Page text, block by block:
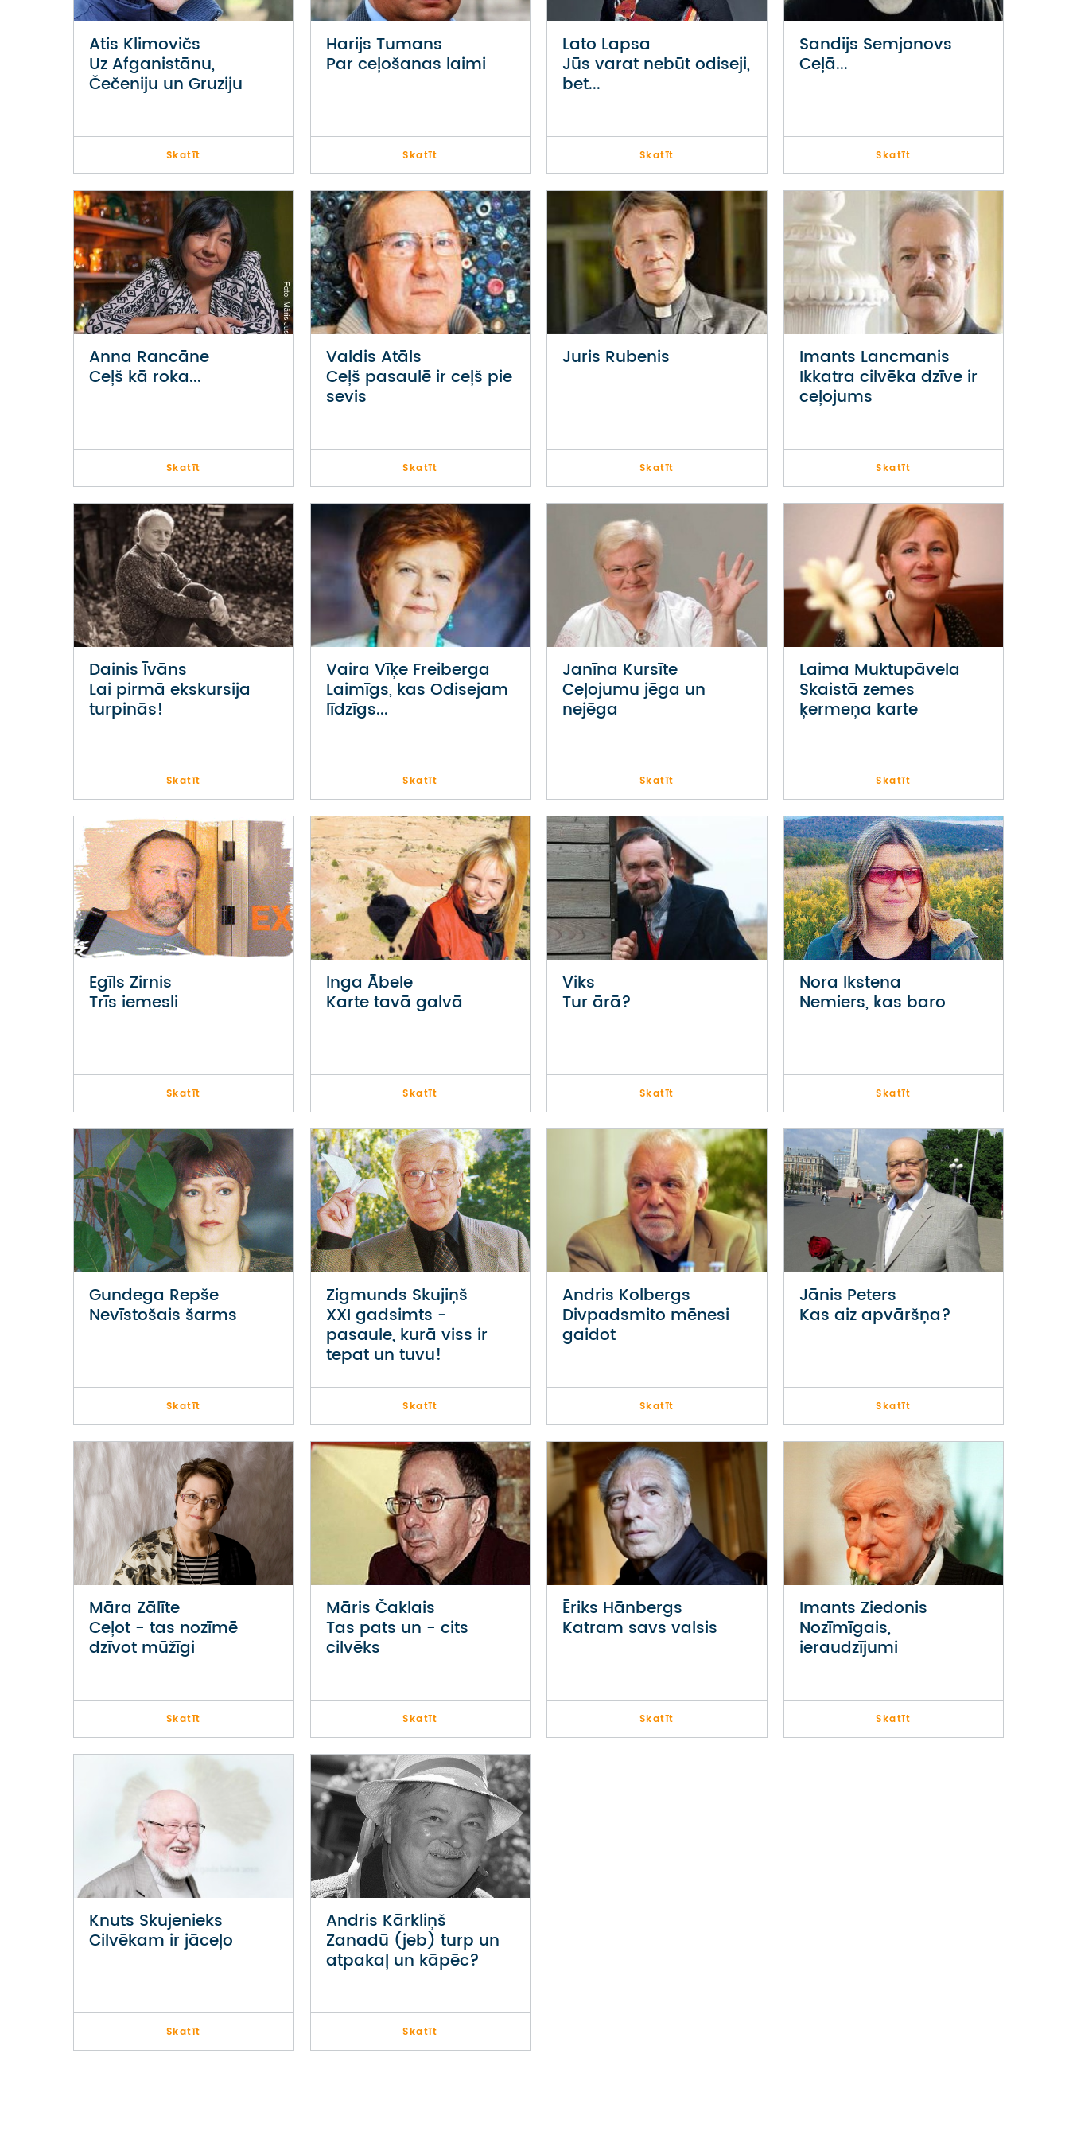
Atis Klimovičs
Uz Afganistānu,
Čečeniju un Gruziju
Skatīt
Harijs Tumans
Par ceļošanas laimi
Skatīt
Lato Lapsa
Jūs varat nebūt odiseji,
bet...
Skatīt
Sandijs Semjonovs
Ceļā...
Skatīt
Anna Rancāne
Ceļš kā roka...
Skatīt
Valdis Atāls
Ceļš pasaulē ir ceļš pie
sevis
Skatīt
Juris Rubenis
Skatīt
Imants Lancmanis
Ikkatra cilvēka dzīve ir
ceļojums
Skatīt
Dainis Īvāns
Lai pirmā ekskursija
turpinās!
Skatīt
Vaira Vīķe Freiberga
Laimīgs, kas Odisejam
līdzīgs...
Skatīt
Janīna Kursīte
Ceļojumu jēga un
nejēga
Skatīt
Laima Muktupāvela
Skaistā zemes
ķermeņa karte
Skatīt
Egīls Zirnis
Trīs iemesli
Skatīt
Inga Ābele
Karte tavā galvā
Skatīt
Viks
Tur ārā?
Skatīt
Nora Ikstena
Nemiers, kas baro
Skatīt
Gundega Repše
Nevīstošais šarms
Skatīt
Zigmunds Skujiņš
XXI gadsimts -
pasaule, kurā viss ir
tepat un tuvu!
Skatīt
Andris Kolbergs
Divpadsmito mēnesi
gaidot
Skatīt
Jānis Peters
Kas aiz apvāršņa?
Skatīt
Māra Zālīte
Ceļot - tas nozīmē
dzīvot mūžīgi
Skatīt
Māris Čaklais
Tas pats un - cits
cilvēks
Skatīt
Ēriks Hānbergs
Katram savs valsis
Skatīt
Imants Ziedonis
Nozīmīgais,
ieraudzījumi
Skatīt
Knuts Skujenieks
Cilvēkam ir jāceļo
Skatīt
Andris Kārkliņš
Zanadū (jeb) turp un
atpakaļ un kāpēc?
Skatīt